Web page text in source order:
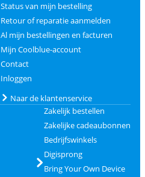
Status van mijn bestelling
Retour of reparatie aanmelden
Al mijn bestellingen en facturen
Mijn Coolblue-account
Contact
Inloggen
Naar de klantenservice
Zakelijk bestellen
Zakelijke cadeaubonnen
Bedrijfswinkels
Digisprong
Bring Your Own Device